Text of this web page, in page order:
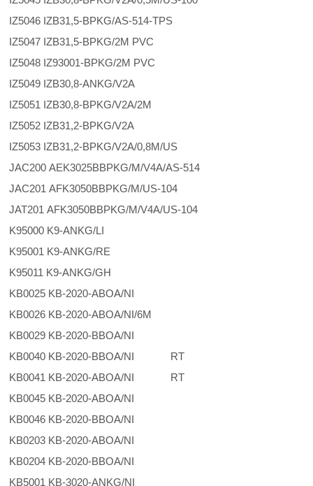
IZ5046 IZB31,5-BPKG/AS-514-TPS
IZ5047 IZB31,5-BPKG/2M PVC
IZ5048 IZ93001-BPKG/2M PVC
IZ5049 IZB30,8-ANKG/V2A
IZ5051 IZB30,8-BPKG/V2A/2M
IZ5052 IZB31,2-BPKG/V2A
IZ5053 IZB31,2-BPKG/V2A/0,8M/US
JAC200 AEK3025BBPKG/M/V4A/AS-514
JAC201 AFK3050BBPKG/M/US-104
JAT201 AFK3050BBPKG/M/V4A/US-104
K95000 K9-ANKG/LI
K95001 K9-ANKG/RE
K95011 K9-ANKG/GH
KB0025 KB-2020-ABOA/NI
KB0026 KB-2020-ABOA/NI/6M
KB0029 KB-2020-BBOA/NI
KB0040 KB-2020-BBOA/NI RT
KB0041 KB-2020-ABOA/NI RT
KB0045 KB-2020-ABOA/NI
KB0046 KB-2020-BBOA/NI
KB0203 KB-2020-ABOA/NI
KB0204 KB-2020-BBOA/NI
KB5001 KB-3020-ANKG/NI